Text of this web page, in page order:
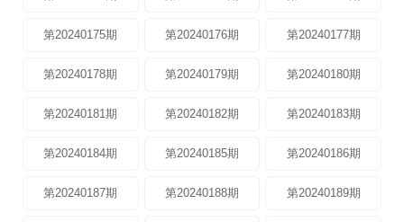
第20240175期 第20240176期 第20240177期
第20240178期 第20240179期 第20240180期
第20240181期 第20240182期 第20240183期
第20240184期 第20240185期 第20240186期
第20240187期 第20240188期 第20240189期